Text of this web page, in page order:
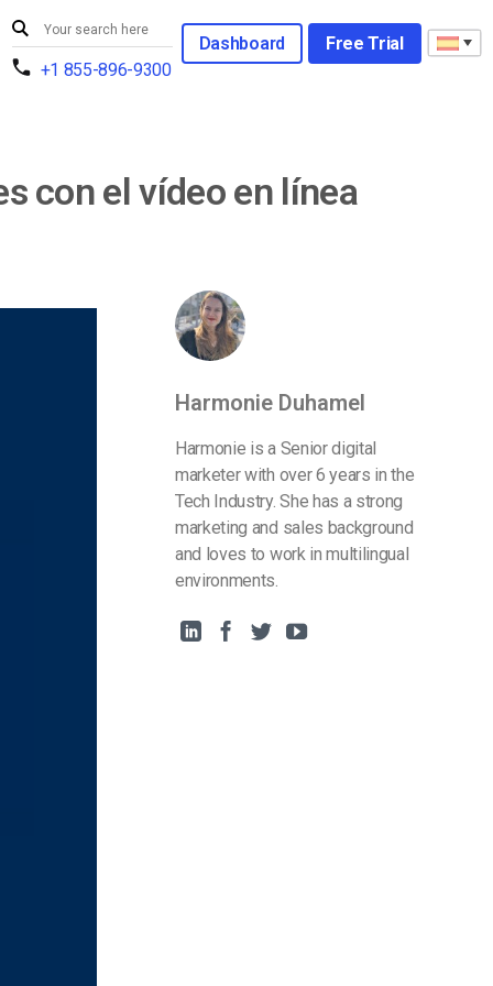
+1 855-896-9300
Dashboard Free Trial
con el vídeo en línea
Harmonie Duhamel
Harmonie is a Senior digital
marketer with over 6 years in the
Tech Industry. She has a strong
marketing and sales background
and loves to work in multilingual
environments.